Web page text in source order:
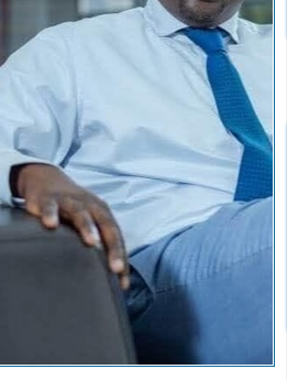
Le directeur général de Locafrique,
Khadim Ba, a obtenu une liberté
provisoire ce vendredi 7 août 2026, selon
des informations concordantes.
d'affaires était détenu depuis le
4 octobre 2024 dans le cadre d'un
contentieux douanier portant sur un
montant estimé à 215 milliards de FCFA.
Cette affaire, qui l'opposait à
l'administration des Douanes depuis
plusieurs mois, avait conduit...